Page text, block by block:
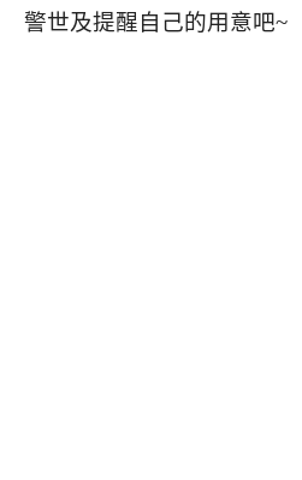
警世及提醒自己的用意吧~